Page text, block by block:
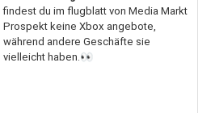
findest du im flugblatt von Media Markt
Prospekt keine Xbox angebote,
während andere Geschäfte sie
vielleicht haben.👀